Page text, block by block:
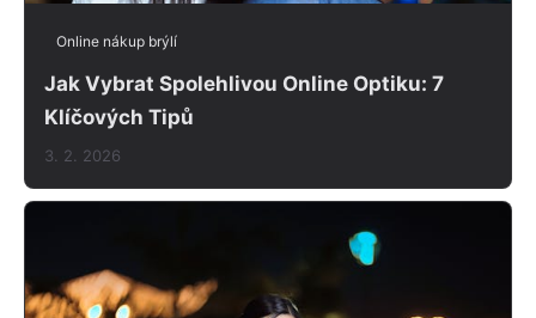
Online nákup brýlí
Jak Vybrat Spolehlivou Online Optiku: 7
Klíčových Tipů
3. 2. 2026